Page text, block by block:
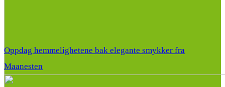
Oppdag hemmelighetene bak elegante smykker fra
Maanesten